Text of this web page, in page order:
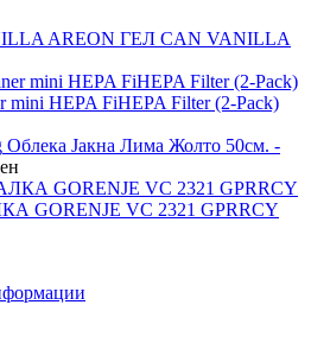
ГЕЛ CAN VANILLA
mini HEPA FiHEPA Filter (2-Pack)
Облека Јакна Лима Жолто 50см. -
VC 2321 GPRRCY